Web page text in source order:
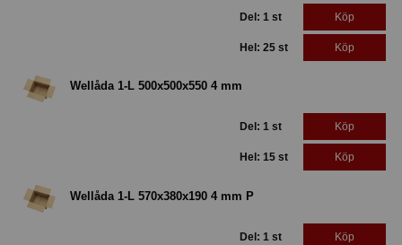
Del: 1 st Köp
Hel: 25 st Köp
Wellåda 1-L 500x500x550 4 mm
Del: 1 st Köp
Hel: 15 st Köp
Wellåda 1-L 570x380x190 4 mm P
Del: 1 st Köp